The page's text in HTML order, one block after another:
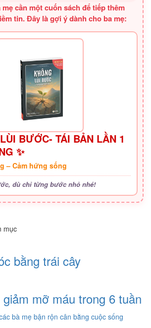
cần một cuốn sách để tiếp thêm
tin. Đây là gợi ý dành cho ba mẹ:
BƯỚC- TÁI BẢN LẦN 1
✨
– Cảm hứng sống
dù chỉ từng bước nhỏ nhé!
mục
bằng trái cây
mỡ máu trong 6 tuần